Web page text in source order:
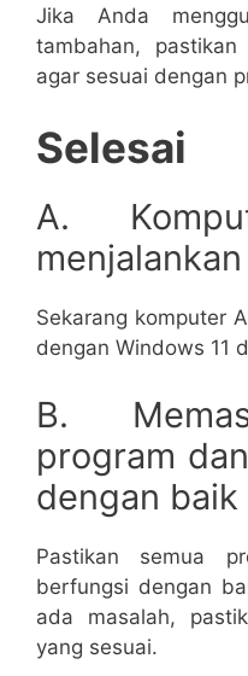
Jika Anda
tambahan, pastikan
agar sesuai dengan
Selesai
A.
Sekarang komputer
dengan Windows 11
B.
program
dengan baik
Pastikan semua
berfungsi dengan
ada masalah,
yang sesuai.